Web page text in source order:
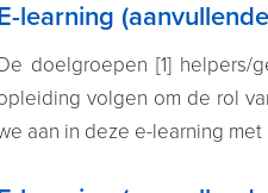
learning
doelgroepen [1] helpers/
volgen om de rol
aan in deze e-learning